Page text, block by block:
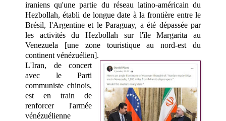
iraniens qu'une partie du réseau latino-américain du
Hezbollah, établi de longue date à la frontière entre le
Brésil, l'Argentine et le Paraguay, a été dépassée par
les activités du Hezbollah sur l'île Margarita au
Venezuela [une zone touristique au nord-est du
continent vénézuélien].
L'Iran, de concert
avec le Parti
communiste chinois,
est en train de
renforcer l'armée
vénézuélienne